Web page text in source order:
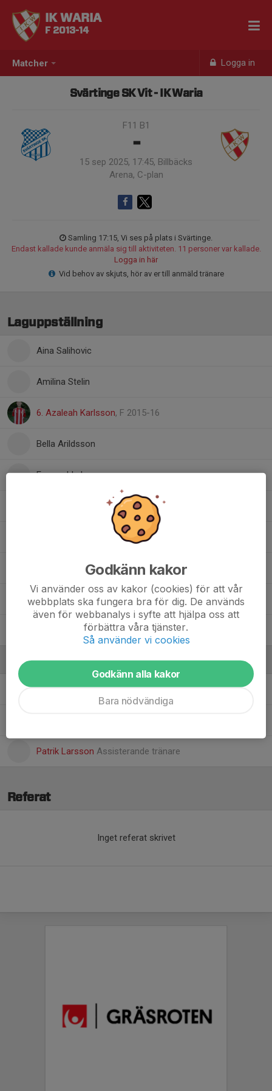
Matcher Logga in
IK WARIA
F 2013-14
Svärtinge SK Vit - IK Waria
F11 B1
-
15 sep 2025, 17:45, Billbäcks
Arena, C-plan
Samling 17:15, Vi ses på plats i Svärtinge.
Endast kallade kunde anmäla sig till aktiviteten. 11 personer var kallade.
Logga in här
Vid behov av skjuts, hör av er till anmäld tränare
Laguppställning
Aina Salihovic
Amilina Stelin
6. Azaleah Karlsson, F 2015-16
Bella Arildsson
Esmeralda Larsson
Greta Grundström
Maja Schander
Patricia Sörman
Sadan Albuhamdan
Ledare
Christoffer JonssonAssisterande tränare
Patrik Larsson Assisterande tränare
Referat
Inget referat skrivet
Godkänn kakor
Vi använder oss av kakor (cookies) för att vår
webbplats ska fungera bra för dig. De används
även för webbanalys i syfte att hjälpa oss att
förbättra våra tjänster.
Så använder vi cookies
Godkänn alla kakor
Bara nödvändiga